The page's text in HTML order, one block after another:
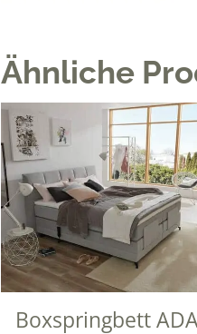
Ähnliche
Boxspringbett